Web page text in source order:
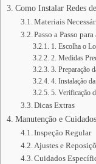
Como Instalar Redes
Materiais
Passo a Passo
1. Escolha o
2. Medidas
3. Preparação
4. Instalação
5. Verificação
Dicas Extras
Manutenção e
Inspeção Regular
Ajustes e
Cuidados